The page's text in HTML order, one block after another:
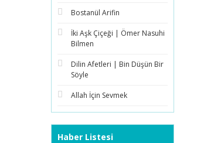
Bostanül Arifin
İki Aşk Çiçeği | Ömer Nasuhi
Bilmen
Dilin Afetleri | Bin Düşün Bir
Söyle
Allah İçin Sevmek
Haber Listesi